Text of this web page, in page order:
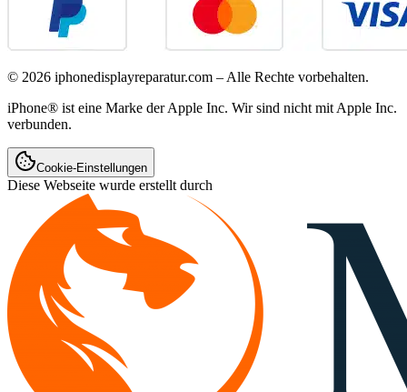
© 2026 iphonedisplayreparatur.com – Alle Rechte vorbehalten.
iPhone® ist eine Marke der Apple Inc. Wir sind nicht mit Apple Inc.
verbunden.
Cookie-Einstellungen
Diese Webseite wurde erstellt durch